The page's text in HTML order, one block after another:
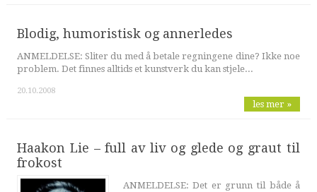
Blodig, humoristisk og annerledes
ANMELDELSE: Sliter du med å betale regningene dine? Ikke noe
problem. Det finnes alltids et kunstverk du kan stjele...
20.10.2008
les mer »
Haakon Lie – full av liv og glede og graut til
frokost
ANMELDELSE: Det er grunn til både å